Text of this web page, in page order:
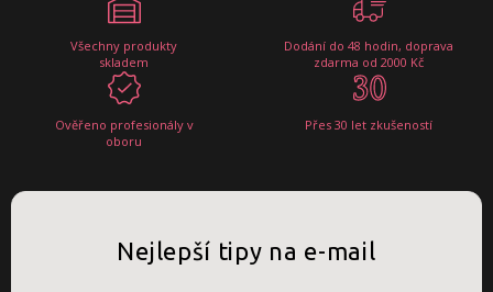
Všechny produkty
skladem
Dodání do 48 hodin, doprava
zdarma od 2000 Kč
Ověřeno profesionály v
oboru
Přes 30 let zkušeností
Nejlepší tipy na e-mail